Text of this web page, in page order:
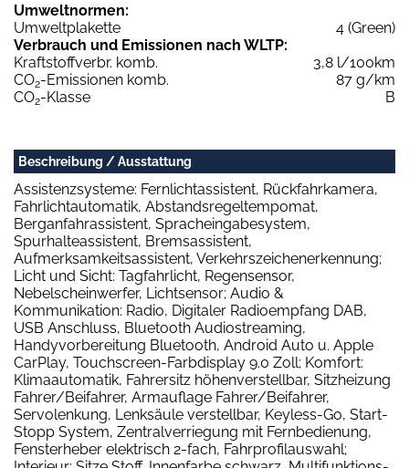
Umweltnormen:
Umweltplakette
4 (Green)
Verbrauch und Emissionen nach WLTP:
Kraftstoffverbr. komb.
3,8 l/100km
CO2-Emissionen komb.
87 g/km
CO2-Klasse B
Beschreibung / Ausstattung
Assistenzsysteme: Fernlichtassistent, Rückfahrkamera,
Fahrlichtautomatik, Abstandsregeltempomat,
Berganfahrassistent, Spracheingabesystem,
Spurhalteassistent, Bremsassistent,
Aufmerksamkeitsassistent, Verkehrszeichenerkennung;
Licht und Sicht: Tagfahrlicht, Regensensor,
Nebelscheinwerfer, Lichtsensor; Audio &
Kommunikation: Radio, Digitaler Radioempfang DAB,
USB Anschluss, Bluetooth Audiostreaming,
Handyvorbereitung Bluetooth, Android Auto u. Apple
CarPlay, Touchscreen-Farbdisplay 9.0 Zoll; Komfort:
Klimaautomatik, Fahrersitz höhenverstellbar, Sitzheizung
Fahrer/Beifahrer, Armauflage Fahrer/Beifahrer,
Servolenkung, Lenksäule verstellbar, Keyless-Go, Start-
Stopp System, Zentralverriegung mit Fernbedienung,
Fensterheber elektrisch 2-fach, Fahrprofilauswahl;